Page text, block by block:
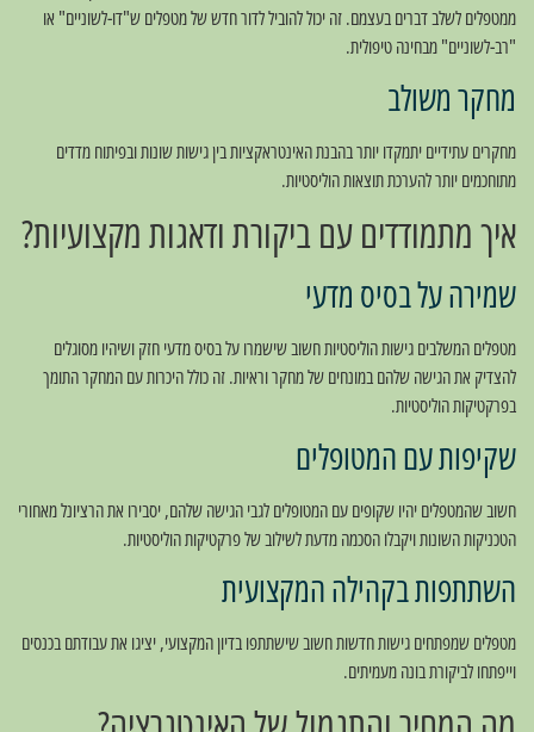
ממטפלים לשלב דברים בעצמם. זה יכול להוביל לדור חדש של מטפלים ש"דו-לשוניים" או
"רב-לשוניים" מבחינה טיפולית.
מחקר משולב
מחקרים עתידיים יתמקדו יותר בהבנת האינטראקציות בין גישות שונות ובפיתוח מדדים
מתוחכמים יותר להערכת תוצאות הוליסטיות.
איך מתמודדים עם ביקורת ודאגות מקצועיות?
שמירה על בסיס מדעי
מטפלים המשלבים גישות הוליסטיות חשוב שישמרו על בסיס מדעי חזק ושיהיו מסוגלים
להצדיק את הגישה שלהם במונחים של מחקר וראיות. זה כולל היכרות עם המחקר התומך
בפרקטיקות הוליסטיות.
שקיפות עם המטופלים
חשוב שהמטפלים יהיו שקופים עם המטופלים לגבי הגישה שלהם, יסבירו את הרציונל מאחורי
הטכניקות השונות ויקבלו הסכמה מדעת לשילוב של פרקטיקות הוליסטיות.
השתתפות בקהילה המקצועית
מטפלים שמפתחים גישות חדשות חשוב שישתתפו בדיון המקצועי, יציגו את עבודתם בכנסים
וייפתחו לביקורת בונה מעמיתים.